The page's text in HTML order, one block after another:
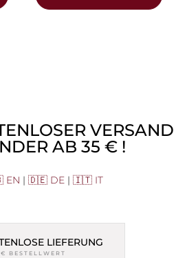
VERSAND
AB 35 € !
| 🇩🇪 DE | 🇮🇹 IT
LIEFERUNG
BESTELLWERT